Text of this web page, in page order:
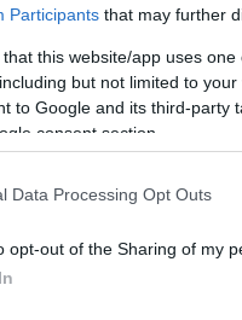
Participants that may further
that this website/app uses
but not limited to
to Google and its third-party
consent section.
Data Processing Opt Outs
opt-out of the Sharing of my
η
τα Στενά του
ποσότητες το
ήδη υπό
οι ΗΠΑ και η